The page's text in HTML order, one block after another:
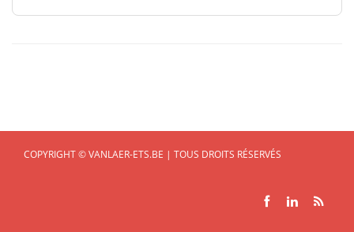
COPYRIGHT © VANLAER-ETS.BE | TOUS DROITS RÉSERVÉS